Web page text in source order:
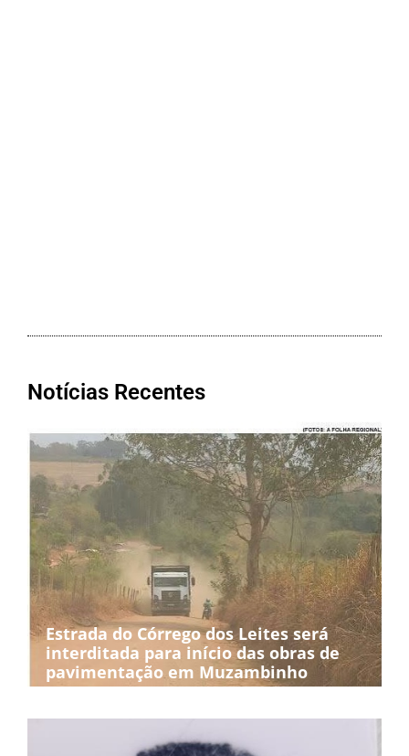
Notícias Recentes
Estrada do Córrego dos Leites será
interditada para início das obras de
pavimentação em Muzambinho